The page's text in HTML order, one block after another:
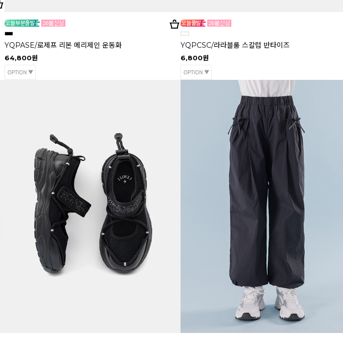
YQPASE/로제프 리본 메리제인 운동화
64,800원
YQPCSC/라라블룸 스칼럽 반타이즈
6,800원